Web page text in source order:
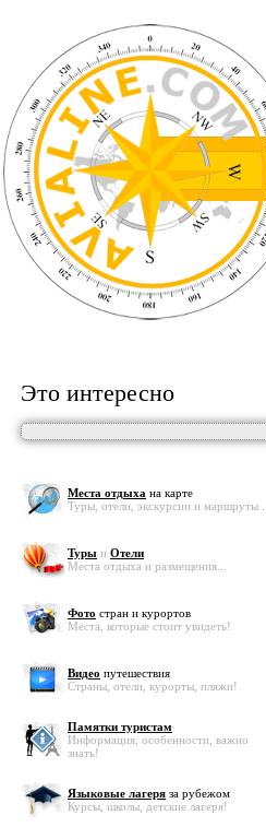
Это интересно
Места отдыха на карте
Туры, отели, экскурсии и маршруты ...
Туры и Отели
Места отдыха и размещения...
Фото стран и курортов
Места, которые стоит увидеть!
Видео путешествия
Страны, отели, курорты, пляжи!
Памятки туристам
Информация, особенности, важно
знать!
Языковые лагеря за рубежом
Курсы, школы, детские лагеря!